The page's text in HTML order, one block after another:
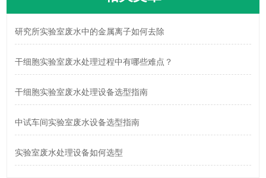
研究所实验室废水中的金属离子如何去除
干细胞实验室废水处理过程中有哪些难点？
干细胞实验室废水处理设备选型指南
中试车间实验室废水设备选型指南
实验室废水处理设备如何选型